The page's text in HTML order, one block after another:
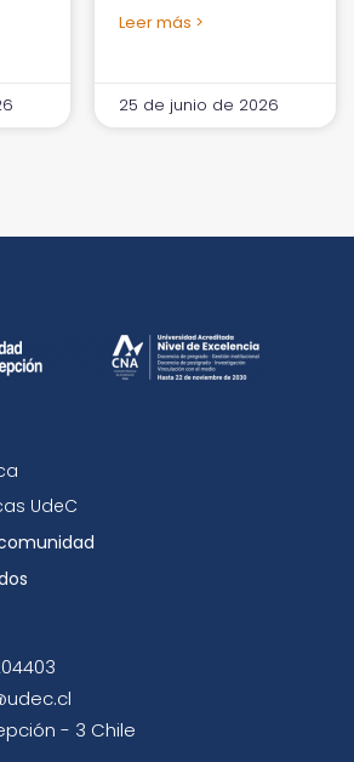
Leer más >
25 de junio de 2026
UdeC
- 3 Chile